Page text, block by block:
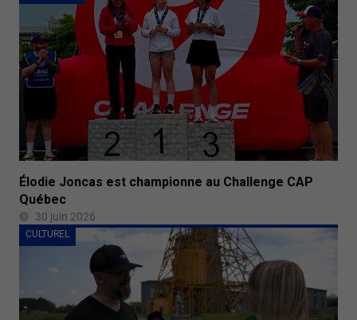
Élodie Joncas est championne au Challenge CAP
Québec
30 juin 2026
CULTUREL